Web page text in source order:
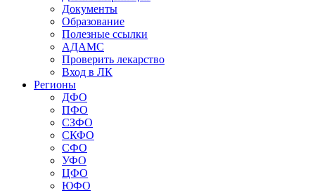
Документы
Образование
Полезные ссылки
АДАМС
Проверить лекарство
Вход в ЛК
Регионы
ДФО
ПФО
СЗФО
СКФО
СФО
УФО
ЦФО
ЮФО